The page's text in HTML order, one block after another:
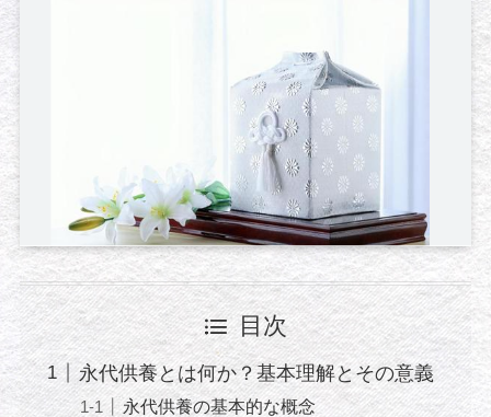
目次
永代供養とは何か？基本理解とその意義
永代供養の基本的な概念